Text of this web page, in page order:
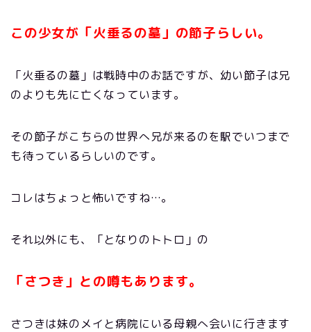
この少女が「火垂るの墓」の節子らしい。
「火垂るの墓」は戦時中のお話ですが、幼い節子は兄
のよりも先に亡くなっています。
その節子がこちらの世界へ兄が来るのを駅でいつまで
も待っているらしいのです。
コレはちょっと怖いですね…。
それ以外にも、「となりのトトロ」の
「さつき」との噂もあります。
さつきは妹のメイと病院にいる母親へ会いに行きます